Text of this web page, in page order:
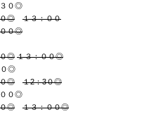
０◎
０◎
１３：００
０◎
０◎ １３：００◎
０◎
０◎
１2：3０◎
０◎
０◎
１３：００◎